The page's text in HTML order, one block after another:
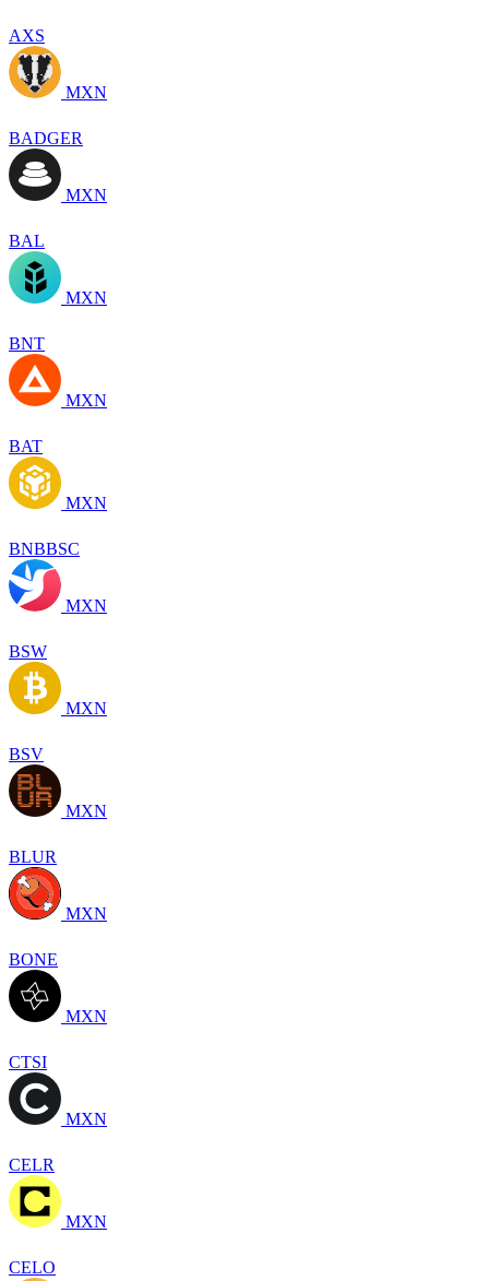
AXS
MXN
BADGER
MXN
BAL
MXN
BNT
MXN
BAT
MXN
BNBBSC
MXN
BSW
MXN
BSV
MXN
BLUR
MXN
BONE
MXN
CTSI
MXN
CELR
MXN
CELO